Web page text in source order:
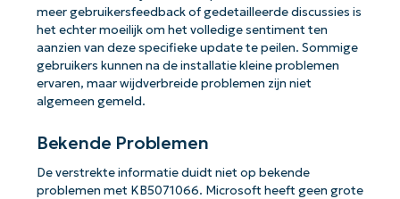
meer gebruikersfeedback of gedetailleerde discussies is
het echter moeilijk om het volledige sentiment ten
aanzien van deze specifieke update te peilen. Sommige
gebruikers kunnen na de installatie kleine problemen
ervaren, maar wijdverbreide problemen zijn niet
algemeen gemeld.
Bekende Problemen
De verstrekte informatie duidt niet op bekende
problemen met KB5071066. Microsoft heeft geen grote